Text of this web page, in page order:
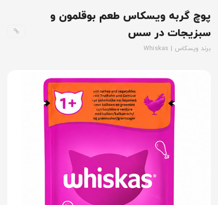
پوچ گربه ویسکاس طعم بوقلمون و
سبزیجات در سس
برند ویسکاس | Whiskas